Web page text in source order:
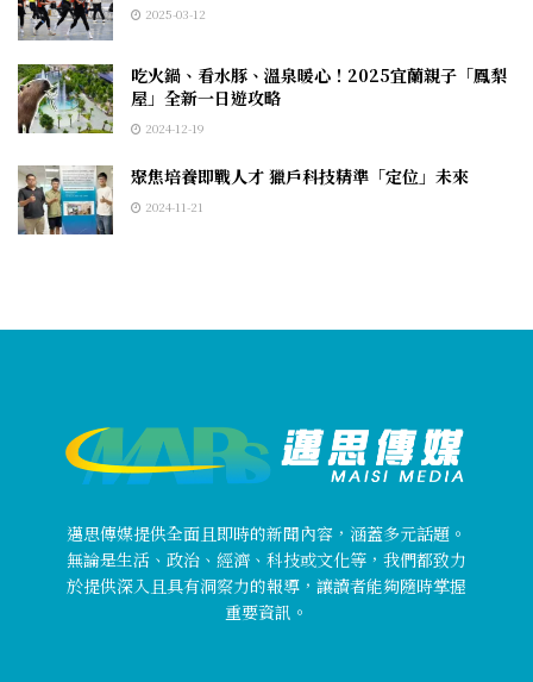
2025-03-12
吃火鍋、看水豚、溫泉暖心！2025宜蘭親子「鳳梨
屋」全新一日遊攻略
2024-12-19
聚焦培養即戰人才 獵戶科技精準「定位」未來
2024-11-21
邁思傳媒提供全面且即時的新聞內容，涵蓋多元話題。
無論是生活、政治、經濟、科技或文化等，我們都致力
於提供深入且具有洞察力的報導，讓讀者能夠隨時掌握
重要資訊。